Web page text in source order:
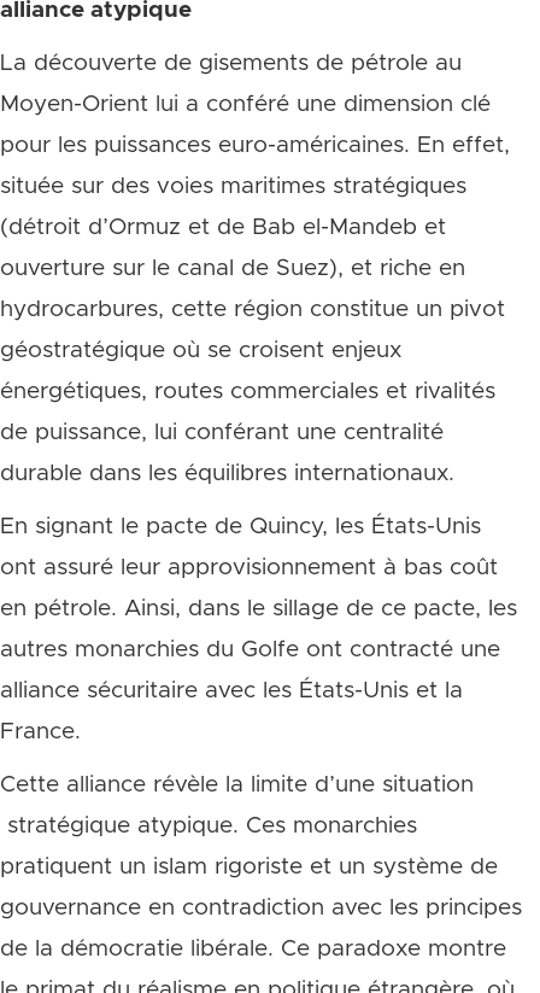
alliance atypique
La découverte de gisements de pétrole au
Moyen-Orient lui a conféré une dimension clé
pour les puissances euro-américaines. En effet,
située sur des voies maritimes stratégiques
(détroit d’Ormuz et de Bab el-Mandeb et
ouverture sur le canal de Suez), et riche en
hydrocarbures, cette région constitue un pivot
géostratégique où se croisent enjeux
énergétiques, routes commerciales et rivalités
de puissance, lui conférant une centralité
durable dans les équilibres internationaux.
En signant le pacte de Quincy, les États-Unis
ont assuré leur approvisionnement à bas coût
en pétrole. Ainsi, dans le sillage de ce pacte, les
autres monarchies du Golfe ont contracté une
alliance sécuritaire avec les États-Unis et la
France.
Cette alliance révèle la limite d’une situation
stratégique atypique. Ces monarchies
pratiquent un islam rigoriste et un système de
gouvernance en contradiction avec les principes
de la démocratie libérale. Ce paradoxe montre